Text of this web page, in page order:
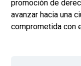
promoción de
avanzar hacia una
comprometida con